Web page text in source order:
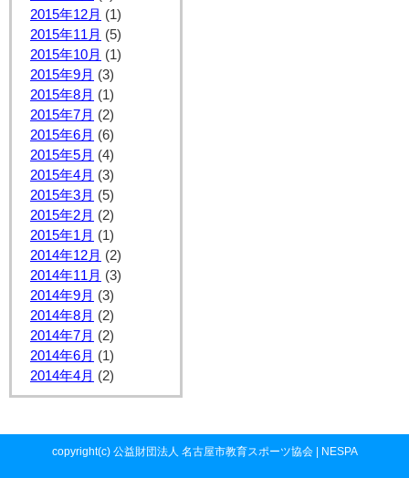
2015年12月 (1)
2015年11月 (5)
2015年10月 (1)
2015年9月 (3)
2015年8月 (1)
2015年7月 (2)
2015年6月 (6)
2015年5月 (4)
2015年4月 (3)
2015年3月 (5)
2015年2月 (2)
2015年1月 (1)
2014年12月 (2)
2014年11月 (3)
2014年9月 (3)
2014年8月 (2)
2014年7月 (2)
2014年6月 (1)
2014年4月 (2)
copyright(c) 公益財団法人 名古屋市教育スポーツ協会 | NESPA